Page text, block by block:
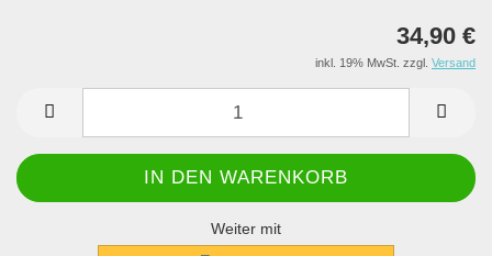
34,90 €
inkl. 19% MwSt. zzgl. Versand
Weiter mit